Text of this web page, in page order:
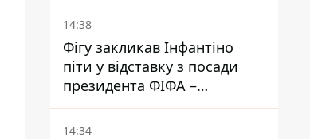
14:38
Фігу закликав Інфантіно
піти у відставку з посади
президента ФІФА –
врятувати футбол ще не
пізно
14:34